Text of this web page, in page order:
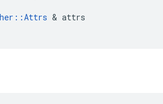
::Attrs & attrs